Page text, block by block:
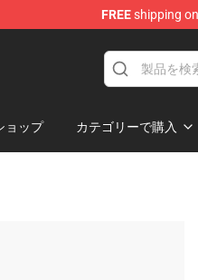
FREEshipping
ョップ カテゴリーで購入